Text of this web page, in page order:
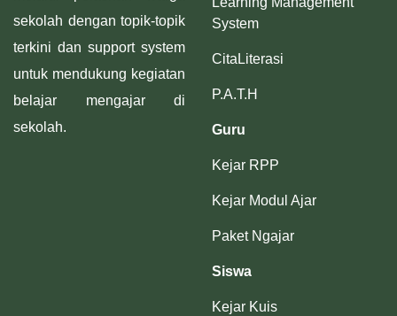
sekolah dengan topik-topik
terkini dan support system
untuk mendukung kegiatan
belajar mengajar di
sekolah.
System
CitaLiterasi
P.A.T.H
Guru
Kejar RPP
Kejar Modul Ajar
Paket Ngajar
Siswa
Kejar Kuis